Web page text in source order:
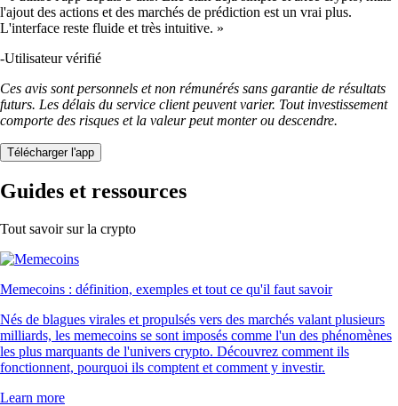
l'ajout des actions et des marchés de prédiction est un vrai plus.
L'interface reste fluide et très intuitive. »
-Utilisateur vérifié
Ces avis sont personnels et non rémunérés sans garantie de résultats
futurs. Les délais du service client peuvent varier. Tout investissement
comporte des risques et la valeur peut monter ou descendre.
Télécharger l'app
Guides et ressources
Tout savoir sur la crypto
Memecoins : définition, exemples et tout ce qu'il faut savoir
Nés de blagues virales et propulsés vers des marchés valant plusieurs
milliards, les memecoins se sont imposés comme l'un des phénomènes
les plus marquants de l'univers crypto. Découvrez comment ils
fonctionnent, pourquoi ils comptent et comment y investir.
Learn more